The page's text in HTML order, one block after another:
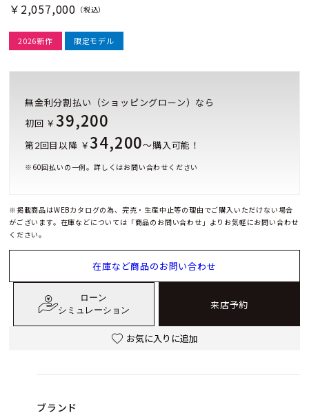
￥2,057,000 （税込）
2026新作 限定モデル
無金利分割払い（ショッピングローン）なら
初回 ￥39,200
第2回目以降 ￥34,200～購入可能！
※ 60回払いの一例。詳しくはお問い合わせください
※掲載商品はWEBカタログの為、完売・生産中止等の理由でご購入いただけない場合
がございます。在庫などについては「商品のお問い合わせ」よりお気軽にお問い合わせ
ください。
在庫など商品のお問い合わせ
ローン
シミュレーション
来店予約
お気に入りに追加
ブランド